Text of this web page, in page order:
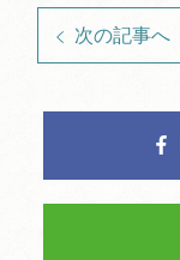
次の記事へ